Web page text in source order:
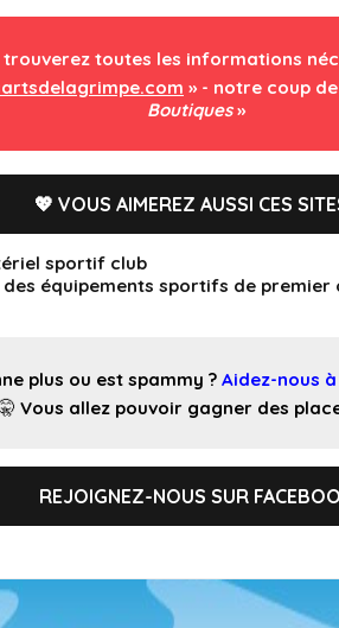
trouverez toutes les informations
» - notre coup
Boutiques»
💖 VOUS AIMEREZ AUSSI CES
sportif club
des équipements sportifs de premier
plus ou est spammy ? Aidez-nous
Vous allez pouvoir gagner des
REJOIGNEZ-NOUS SUR